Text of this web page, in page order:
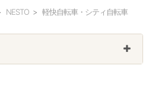
NESTO 軽快自転車・シティ自転車